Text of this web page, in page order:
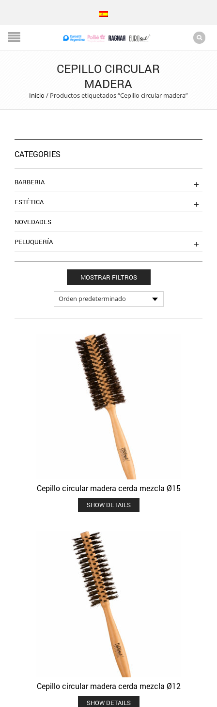
CEPILLO CIRCULAR
MADERA
Inicio / Productos etiquetados “Cepillo circular madera”
MOSTRAR FILTROS
Cepillo circular madera cerda mezcla Ø15
SHOW DETAILS
Cepillo circular madera cerda mezcla Ø12
SHOW DETAILS
CATEGORIES
BARBERIA
ESTÉTICA
NOVEDADES
PELUQUERÍA